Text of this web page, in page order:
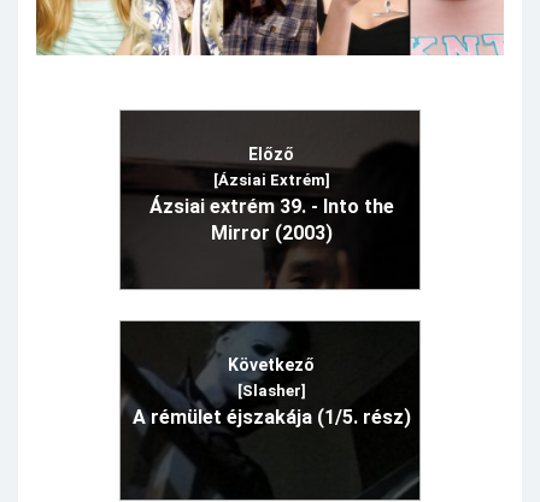
Előző
[Ázsiai Extrém]
Ázsiai extrém 39. - Into the
Mirror (2003)
Következő
[Slasher]
A rémület éjszakája (1/5. rész)